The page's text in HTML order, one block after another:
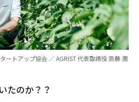
ートアップ協会 ／ AGRIST 代表取締役 斎藤 潤
たのか？？